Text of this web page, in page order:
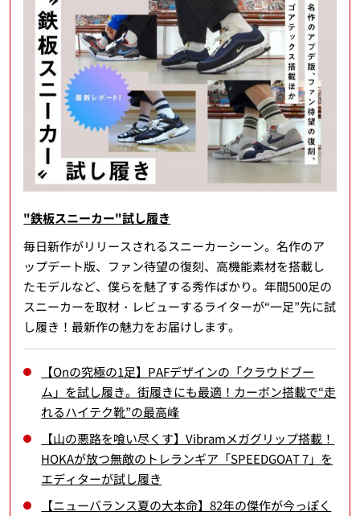
"鉄板スニーカー"試し履き
毎日新作がリリースされるスニーカーシーン。名作のア
ップデート版、ファン待望の復刻、高機能素材を搭載し
たモデルなど、僕らを魅了する秀作ばかり。年間500足の
スニーカーを取材・レビューするライターが“一足”先に試
し履き！最新作の魅力をお届けします。
【Onの究極の1足】PAFデザインの「クラウドブー
ム」を試し履き。街履きにも最適！カーボン搭載で“走
れるハイテク靴”の最高峰
【山の悪路を喰い尽くす】Vibramメガグリップ搭載！
HOKAが放つ無敵のトレランギア「SPEEDGOAT 7」を
エディターが試し履き
【ニューバランス夏の大本命】82年の傑作が今っぽく